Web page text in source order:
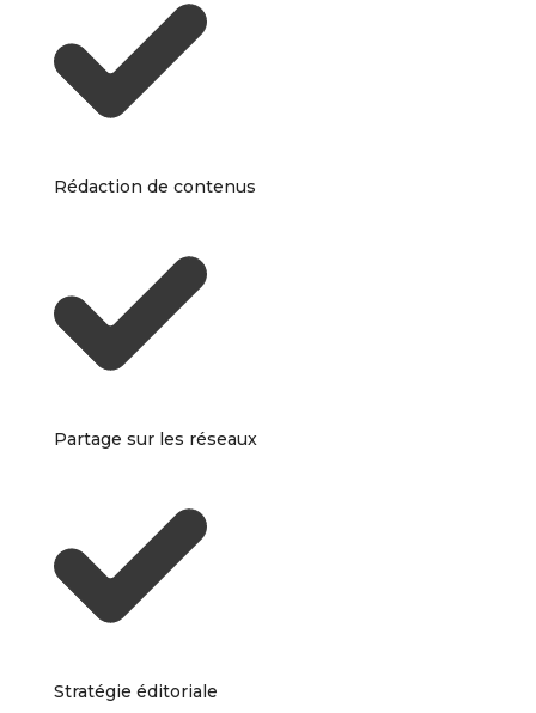
Rédaction de contenus
Partage sur les réseaux
Stratégie éditoriale